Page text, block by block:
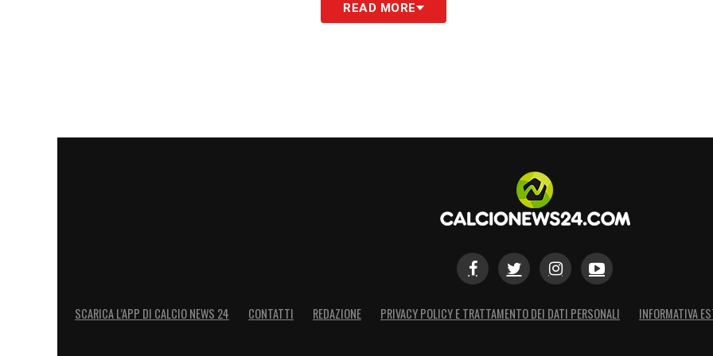
READ MORE
SCARICA L’APP DI CALCIO NEWS 24 CONTATTI REDAZIONE PRIVACY POLICY E TRATTAMENTO DEI DATI PERSONALI INFORMATIVA